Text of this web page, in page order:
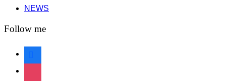
NEWS
Follow me
facebook
instagram